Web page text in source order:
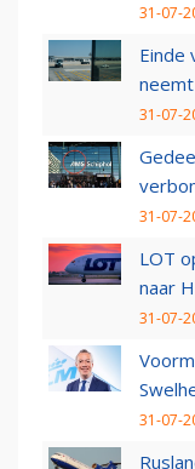
31-07-
Einde
31-07-
31-07-
LOT
naar
31-07-
31-07-